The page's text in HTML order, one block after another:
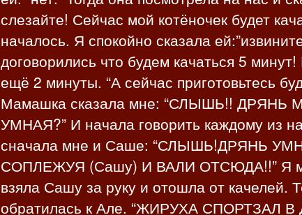
слезайте! Сейчас мой котёночек будет
началось. Я спокойно сказала
договорились что будем качаться 5
ещё 2 минуты. “А сейчас приготовьтесь
Мамашка сказала мне: “СЛЫШЬ!! ДРЯНЬ
УМНАЯ?” И начала говорить каждому из
сначала мне и Саше: “СЛЫШЬ!ДРЯНЬ
СОПЛЕЖУЯ (Сашу) И ВАЛИ ОТСЮДА!!” Я
взяла Сашу за руку и отошла от качелей.
обратилась к Але. “ЖИРУХА СПОРТЗАЛ